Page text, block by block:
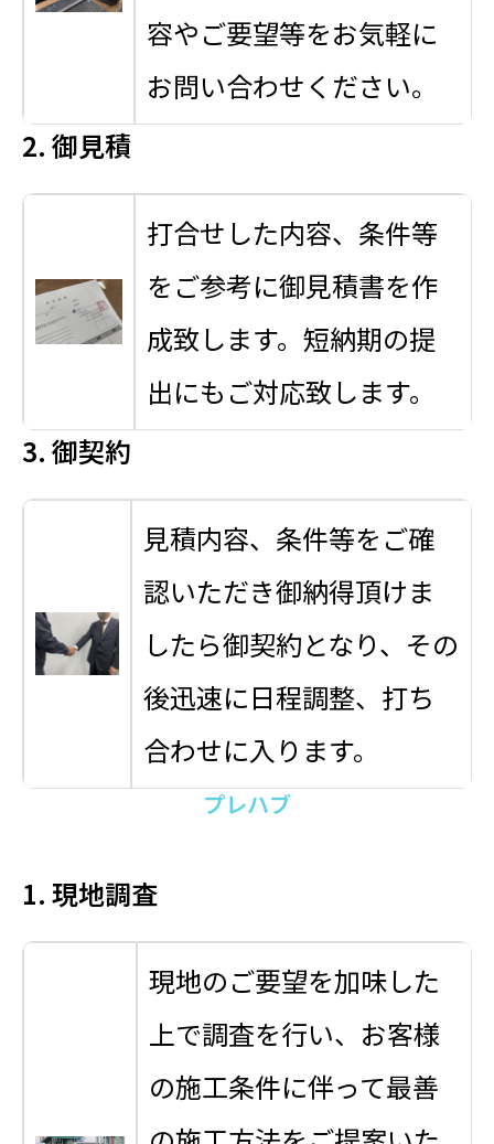
容やご要望等をお気軽に
お問い合わせください。
2. 御見積
打合せした内容、条件等
をご参考に御見積書を作
成致します。短納期の提
出にもご対応致します。
3. 御契約
見積内容、条件等をご確
認いただき御納得頂けま
したら御契約となり、その
後迅速に日程調整、打ち
合わせに入ります。
プレハブ
1. 現地調査
現地のご要望を加味した
上で調査を行い、お客様
の施工条件に伴って最善